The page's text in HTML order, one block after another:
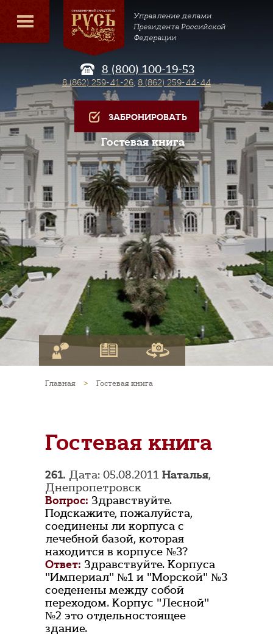
Управление делами
Президента Российской
Федерации
8 (800) 100-19-53
8 (862) 259-41-26, 8 (862) 259-44-44
ЗАБРОНИРОВАТЬ
Гостевая книга
Главная > Гостевая книга
Гостевая книга
261. Дата: 05.08.2011 Наталья,
Днепропетровск
Вопрос: Здравствуйте.
Подскажите, пожалуйста,
соединены ли корпуса с
лечебной базой, которая
находится в корпусе №3?
Ответ: Здравствуйте. Корпуса
"Империал" №1 и "Морской" №3
соеденены между собой
переходом. Корпус "Лесной"
№2 это отдельностоящее
здание.